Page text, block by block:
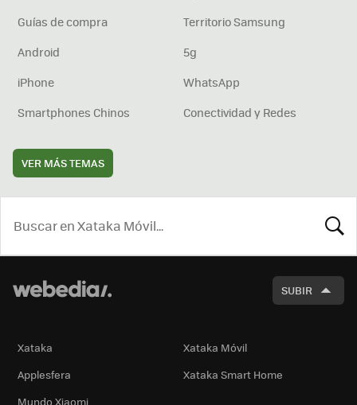
Guías de compra
Territorio Samsung
Android
5g
iPhone
WhatsApp
Smartphones Chinos
Conectividad y Redes
VER MÁS TEMAS
SUBIR
Xataka
Xataka Móvil
Applesfera
Xataka Smart Home
Mundo Xiaomi